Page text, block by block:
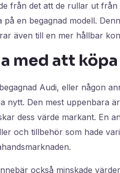
från det att de rullar ut
på en begagnad modell.
även till en mer hållbar
med att
Audi, eller någon
nytt. Den mest uppenbara
dess värde markant. En
och tillbehör som hade
också minskade